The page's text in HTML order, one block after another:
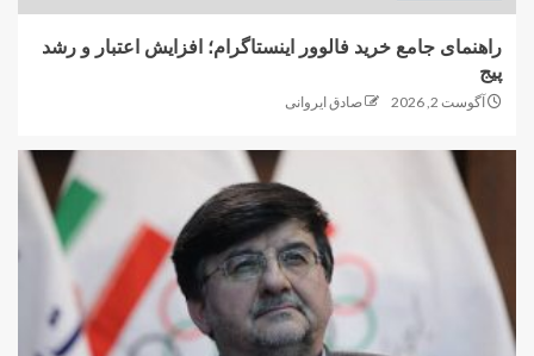
راهنمای جامع خرید فالوور اینستاگرام؛ افزایش اعتبار و رشد
پیج
آگوست 2, 2026 صادق ایروانی